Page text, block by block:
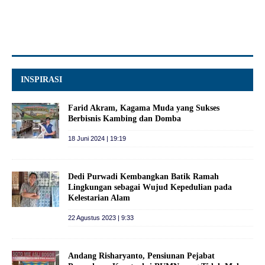
INSPIRASI
Farid Akram, Kagama Muda yang Sukses
Berbisnis Kambing dan Domba
18 Juni 2024 | 19:19
Dedi Purwadi Kembangkan Batik Ramah
Lingkungan sebagai Wujud Kepedulian pada
Kelestarian Alam
22 Agustus 2023 | 9:33
Andang Risharyanto, Pensiunan Pejabat